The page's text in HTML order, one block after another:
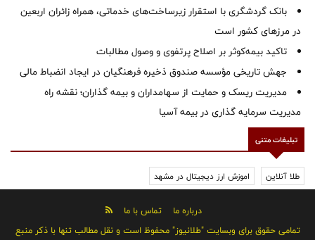
بانک گردشگری با استقرار زیرساخت‌های خدماتی، همراه زائران اربعین
در مرزهای کشور است
تاکید بیمه‌کوثر بر اصلاح پرتفوی و وصول مطالبات ‌
جهش تاریخی مؤسسه صندوق ذخیره فرهنگیان در ایجاد انضباط مالی
مدیریت ریسک و حمایت از سهامداران و بیمه گذاران؛ نقشه راه
مدیریت سرمایه گذاری در بیمه آسیا
تبلیغات متنی
طلا آنلاین اموزش ارز دیجیتال در مشهد
درباره ما
تماس با ما
تمامی حقوق برای وبسایت "طلانیوز" محفوظ است و نقل مطالب تنها با ذکر منبع